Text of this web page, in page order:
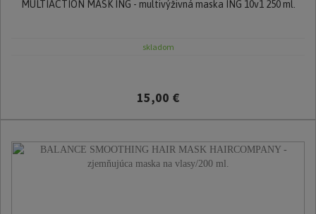
MULTIACTION MASK ING - multivýživná maska ING 10v1 250 ml.
skladom
15,00 €